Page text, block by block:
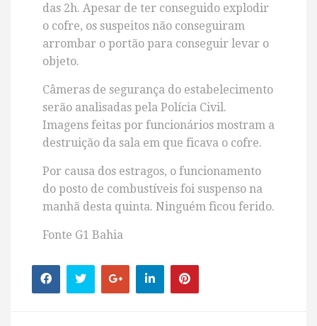
das 2h. Apesar de ter conseguido explodir
o cofre, os suspeitos não conseguiram
arrombar o portão para conseguir levar o
objeto.
Câmeras de segurança do estabelecimento
serão analisadas pela Polícia Civil.
Imagens feitas por funcionários mostram a
destruição da sala em que ficava o cofre.
Por causa dos estragos, o funcionamento
do posto de combustíveis foi suspenso na
manhã desta quinta. Ninguém ficou ferido.
Fonte G1 Bahia